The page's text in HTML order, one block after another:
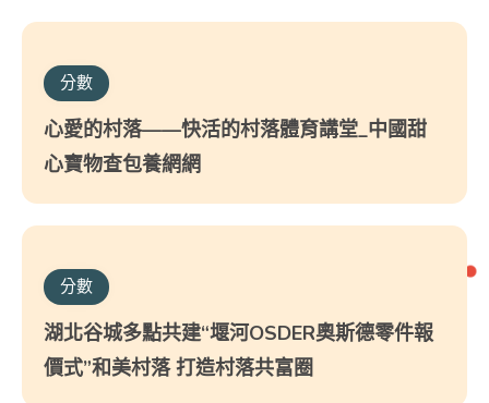
分數
心愛的村落——快活的村落體育講堂_中國甜
心寶物查包養網網
分數
湖北谷城多點共建“堰河OSDER奧斯德零件報
價式”和美村落 打造村落共富圈